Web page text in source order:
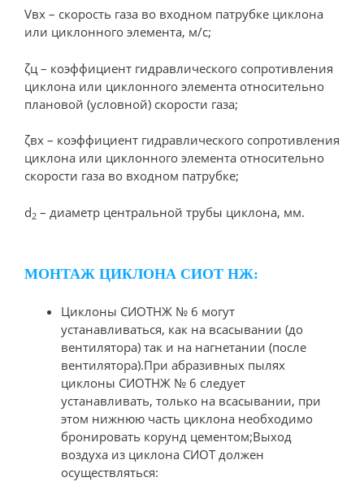
Vвх – скорость газа во входном патрубке циклона
или циклонного элемента, м/с;
ζц – коэффициент гидравлического сопротивления
циклона или циклонного элемента относительно
плановой (условной) скорости газа;
ζвх – коэффициент гидравлического сопротивления
циклона или циклонного элемента относительно
скорости газа во входном патрубке;
d2 – диаметр центральной трубы циклона, мм.
МОНТАЖ ЦИКЛОНА СИОТ НЖ:
Циклоны СИОТНЖ № 6 могут
устанавливаться, как на всасывании (до
вентилятора) так и на нагнетании (после
вентилятора).При абразивных пылях
циклоны СИОТНЖ № 6 следует
устанавливать, только на всасывании, при
этом нижнюю часть циклона необходимо
бронировать корунд цементом;Выход
воздуха из циклона СИОТ должен
осуществляться: